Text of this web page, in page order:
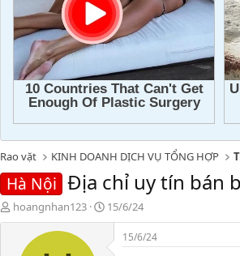
Rao vặt KINH DOANH DỊCH VỤ TỔNG HỢP
Hà Nội Địa chỉ uy tín bán
T
h
hoangnhan123
N
g
y
15/6/24
15/6/24